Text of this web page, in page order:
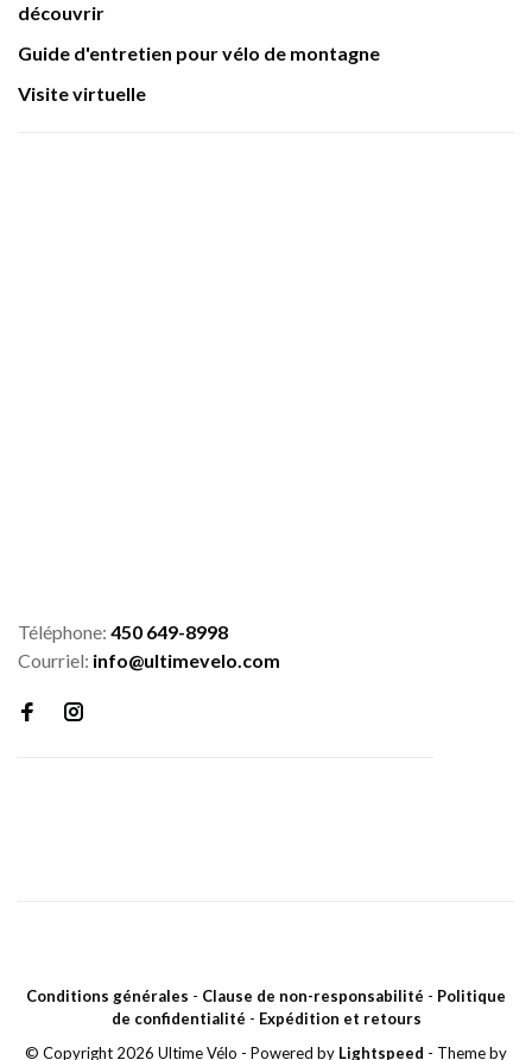
découvrir
Guide d'entretien pour vélo de montagne
Visite virtuelle
Téléphone: 450 649-8998
Courriel: info@ultimevelo.com
Conditions générales - Clause de non-responsabilité - Politique
de confidentialité - Expédition et retours
© Copyright 2026 Ultime Vélo - Powered by Lightspeed - Theme by